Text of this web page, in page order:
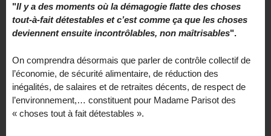
"Il y a des moments où la démagogie flatte des choses
tout-à-fait détestables et c’est comme ça que les choses
deviennent ensuite incontrôlables, non maîtrisables".
On comprendra désormais que parler de contrôle collectif de
l’économie, de sécurité alimentaire, de réduction des
inégalités, de salaires et de retraites décents, de respect de
l’environnement,… constituent pour Madame Parisot des
« choses tout à fait détestables ».